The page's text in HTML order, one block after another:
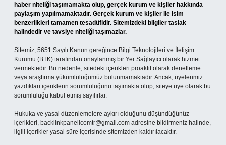
haber niteliği taşımamakta olup, gerçek kurum ve kişiler hakkında
paylaşım yapılmamaktadır. Gerçek kurum ve kişiler ile isim
benzerlikleri tamamen tesadüfidir. Sitemizdeki bilgiler taslak
halindedir ve tavsiye niteliği taşımazlar.
Sitemiz, 5651 Sayılı Kanun gereğince Bilgi Teknolojileri ve İletişim
Kurumu (BTK) tarafından onaylanmış bir Yer Sağlayıcı olarak hizmet
vermektedir. Bu nedenle, sitedeki içerikleri proaktif olarak denetleme
veya araştırma yükümlülüğümüz bulunmamaktadır. Ancak, üyelerimiz
yazdıkları içeriklerin sorumluluğunu taşımakta olup, siteye üye olarak bu
sorumluluğu kabul etmiş sayılırlar.
Hukuka ve yasal düzenlemelere aykırı olduğunu düşündüğünüz
içerikleri, backlinkpanelicomtr@gmail.com adresine bildirmeniz halinde,
ilgili içerikler yasal süre içerisinde sitemizden kaldırılacaktır.